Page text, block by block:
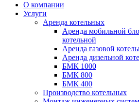
О компании
Услуги
Аренда котельных
Аренда мобильной
котельной
Аренда газовой
Аренда дизельной
БМК 1000
БМК 800
БМК 400
Производство котельных